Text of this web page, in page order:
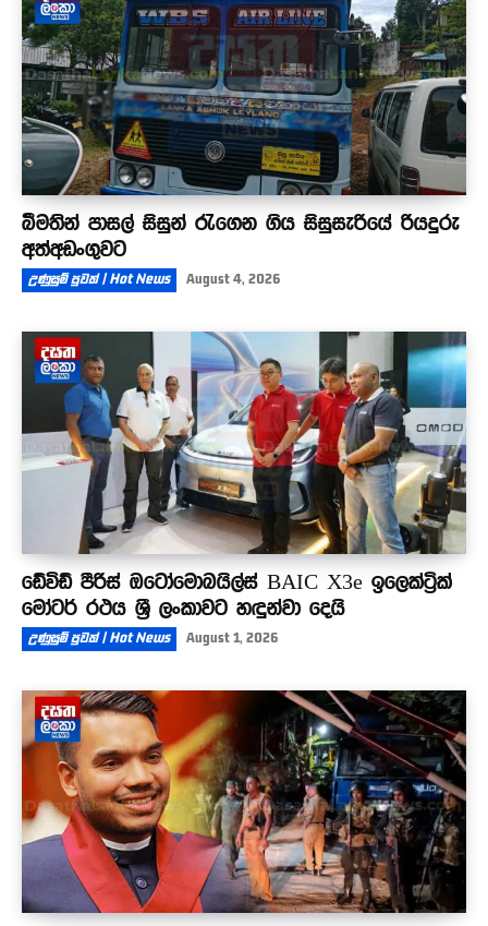
බීමතින් පාසල් සිසුන් රැගෙන ගිය සිසුසැරියේ රියදුරු
අත්අඩංගුවට
උණුසුම් පුවත් | Hot News August 4, 2026
ඩේවිඩ් පීරිස් ඔටෝමොබයිල්ස් BAIC X3e ඉලෙක්ට්‍රික්
මෝටර් රථය ශ්‍රී ලංකාවට හඳුන්වා දෙයි
උණුසුම් පුවත් | Hot News August 1, 2026